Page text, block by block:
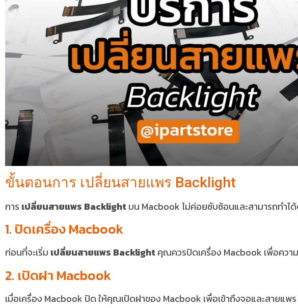
ขั้นตอนการ เปลี่ยนสายแพร Backlight
การ เปลี่ยนสายแพร Backlightบน Macbook ไม่ค่อยซับซ้อนและสามารถทำ
1. ปิดเครื่อง Macbook
ก่อนที่จะเริ่ม เปลี่ยนสายแพร Backlightคุณควรปิดเครื่อง Macbook เพื่อควา
2. เปิดฝา Macbook
เมื่อเครื่อง Macbook ปิด ให้คุณเปิดฝาของ Macbook เพื่อเข้าถึงจอและสายแพ